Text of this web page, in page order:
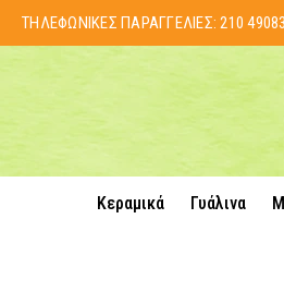
ΤΗΛΕΦΩΝΙΚΕΣ ΠΑΡΑΓΓΕΛΙΕΣ:210
Κεραμικά Γυάλινα